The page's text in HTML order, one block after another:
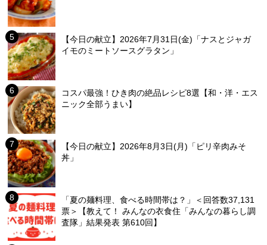
【今日の献立】2026年7月31日(金)「ナスとジャガ
イモのミートソースグラタン」
コスパ最強！ひき肉の絶品レシピ8選【和・洋・エス
ニック全部うまい】
【今日の献立】2026年8月3日(月)「ピリ辛肉みそ
丼」
「夏の麺料理、食べる時間帯は？」＜回答数37,131
票＞【教えて！ みんなの衣食住「みんなの暮らし調
査隊」結果発表 第610回】